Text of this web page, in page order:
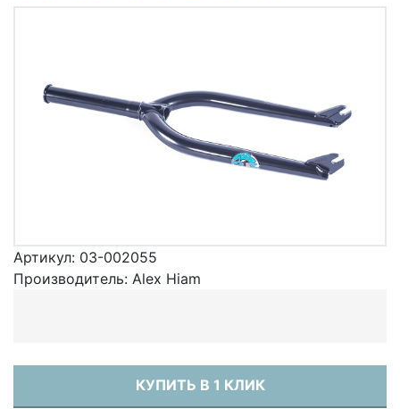
Артикул: 03-002055
Производитель: Alex Hiam
КУПИТЬ В 1 КЛИК